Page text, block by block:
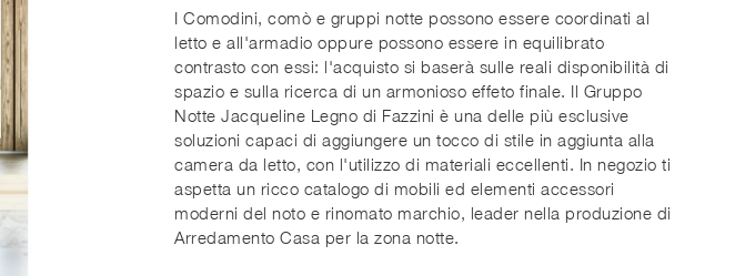
I Comodini, comò e gruppi notte possono essere coordinati al
letto e all'armadio oppure possono essere in equilibrato
contrasto con essi: l'acquisto si baserà sulle reali disponibilità di
spazio e sulla ricerca di un armonioso effeto finale. Il Gruppo
Notte Jacqueline Legno di Fazzini è una delle più esclusive
soluzioni capaci di aggiungere un tocco di stile in aggiunta alla
camera da letto, con l'utilizzo di materiali eccellenti. In negozio ti
aspetta un ricco catalogo di mobili ed elementi accessori
moderni del noto e rinomato marchio, leader nella produzione di
Arredamento Casa per la zona notte.